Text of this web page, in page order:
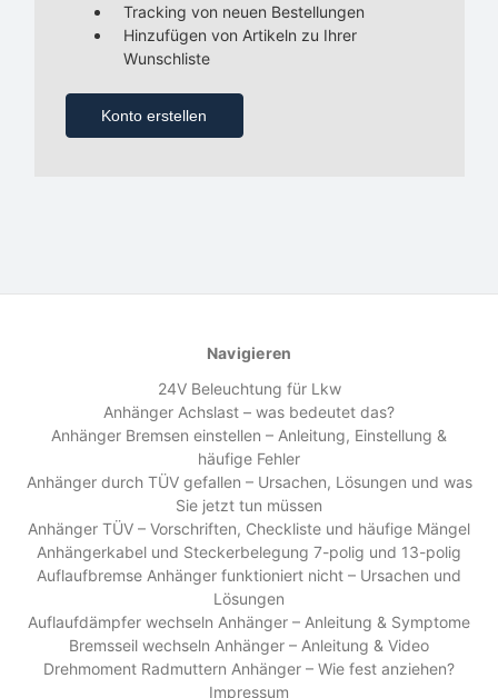
Tracking von neuen Bestellungen
Hinzufügen von Artikeln zu Ihrer
Wunschliste
Konto erstellen
Navigieren
24V Beleuchtung für Lkw
Anhänger Achslast – was bedeutet das?
Anhänger Bremsen einstellen – Anleitung, Einstellung &
häufige Fehler
Anhänger durch TÜV gefallen – Ursachen, Lösungen und was
Sie jetzt tun müssen
Anhänger TÜV – Vorschriften, Checkliste und häufige Mängel
Anhängerkabel und Steckerbelegung 7-polig und 13-polig
Auflaufbremse Anhänger funktioniert nicht – Ursachen und
Lösungen
Auflaufdämpfer wechseln Anhänger – Anleitung & Symptome
Bremsseil wechseln Anhänger – Anleitung & Video
Drehmoment Radmuttern Anhänger – Wie fest anziehen?
Impressum